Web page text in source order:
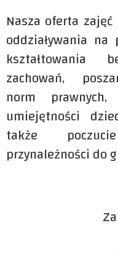
Nasza oferta
oddziaływania na
kształtowania
zachowań,
norm
umiejętności
także
przynależności do